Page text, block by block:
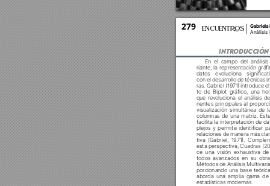
Gabriela
Análisis
ENCUENTS
279
INTRODUCCIÓN
En el campo del
 
datos evoluciona
con el desarrollo de técnicas

    
   
nentes principales al propor
visualización simultánea de
   
facilita la interpretación de
plejos y permite identificar
relaciones de manera más
  

ce una visión exhaustiva
todos avanzados en su
 
porcionando una base
aborda una amplia gama
